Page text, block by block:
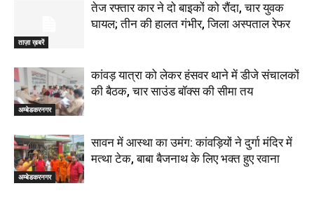
ताज़ा ख़बरें
तेज रफ्तार कार ने दो बाइकों को रौंदा, चार युवक
घायल; तीन की हालत गंभीर, जिला अस्पताल रेफर
अम्बेडकरनगर
कांवड़ यात्रा को लेकर हंसवर थाने में डीजे संचालकों
की बैठक, चार साउंड बॉक्स की सीमा तय
अम्बेडकरनगर
सावन में आस्था का उमंग: कांवड़ियों ने दुर्गा मंदिर में
मत्था टेक, बाबा बैजनाथ के लिए भक्त हुए रवाना